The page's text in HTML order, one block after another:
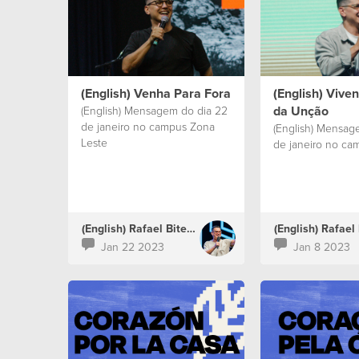
(English) Venha Para Fora
(English) Mensagem do dia 22
de janeiro no campus Zona
Leste
(English) Rafael Bitencourt
Jan 22 2023
(English)
da Unção
(English)
de janeiro no
Jan 8 2023